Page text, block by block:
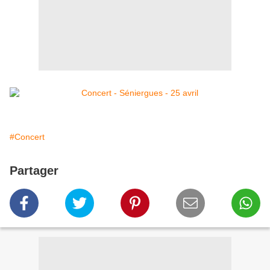
#Concert
Partager